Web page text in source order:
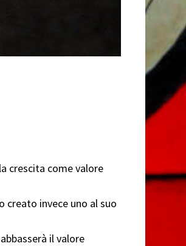
crescita come valore
creato invece uno al suo
il valore